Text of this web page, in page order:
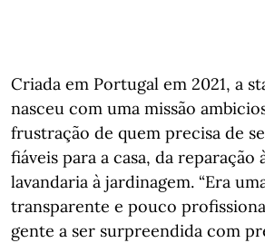
Criada em Portugal em 2021, a
nasceu com uma missão
frustração de quem precisa de
fiáveis para a casa, da reparação
lavandaria à jardinagem. “Era
transparente e pouco
gente a ser surpreendida com